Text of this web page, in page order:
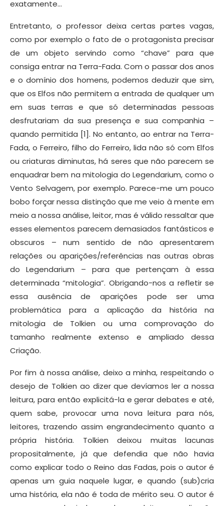
exatamente…
Entretanto, o professor deixa certas partes vagas,
como por exemplo o fato de o protagonista precisar
de um objeto servindo como “chave” para que
consiga entrar na Terra-Fada. Com o passar dos anos
e o domínio dos homens, podemos deduzir que sim,
que os Elfos não permitem a entrada de qualquer um
em suas terras e que só determinadas pessoas
desfrutariam da sua presença e sua companhia –
quando permitida [1]. No entanto, ao entrar na Terra-
Fada, o Ferreiro, filho do Ferreiro, lida não só com Elfos
ou criaturas diminutas, há seres que não parecem se
enquadrar bem na mitologia do Legendarium, como o
Vento Selvagem, por exemplo. Parece-me um pouco
bobo forçar nessa distinção que me veio à mente em
meio a nossa análise, leitor, mas é válido ressaltar que
esses elementos parecem demasiados fantásticos e
obscuros – num sentido de não apresentarem
relações ou aparições/referências nas outras obras
do Legendarium – para que pertençam à essa
determinada “mitologia”. Obrigando-nos a refletir se
essa ausência de aparições pode ser uma
problemática para a aplicação da história na
mitologia de Tolkien ou uma comprovação do
tamanho realmente extenso e ampliado dessa
Criação.
Por fim à nossa análise, deixo a minha, respeitando o
desejo de Tolkien ao dizer que devíamos ler a nossa
leitura, para então explicitá-la e gerar debates e até,
quem sabe, provocar uma nova leitura para nós,
leitores, trazendo assim engrandecimento quanto a
própria história. Tolkien deixou muitas lacunas
propositalmente, já que defendia que não havia
como explicar todo o Reino das Fadas, pois o autor é
apenas um guia naquele lugar, e quando (sub)cria
uma história, ela não é toda de mérito seu. O autor é